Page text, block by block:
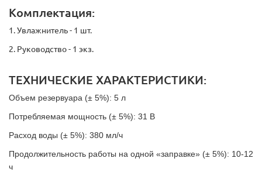
Комплектация:
1. Увлажнитель - 1 шт.
2. Руководство - 1 экз.
ТЕХНИЧЕСКИЕ ХАРАКТЕРИСТИКИ:
Объем резервуара (± 5%): 5 л
Потребляемая мощность (± 5%): 31 В
Расход воды (± 5%): 380 мл/ч
Продолжительность работы на одной «заправке» (± 5%): 10-12
ч